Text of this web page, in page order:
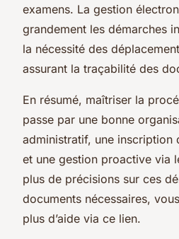
examens. La gestion
grandement les démarches
la nécessité des
assurant la traçabilité des
En résumé, maîtriser la
passe par une bonne
administratif, une inscription
et une gestion proactive via
plus de précisions sur ces
documents nécessaires,
plus d’aide via ce lien.